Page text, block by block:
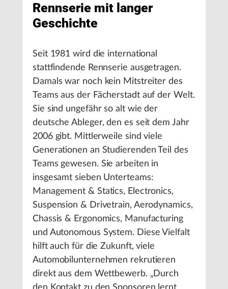
Rennserie mit langer
Geschichte
Seit 1981 wird die international
stattfindende Rennserie ausgetragen.
Damals war noch kein Mitstreiter des
Teams aus der Fächerstadt auf der Welt.
Sie sind ungefähr so alt wie der
deutsche Ableger, den es seit dem Jahr
2006 gibt. Mittlerweile sind viele
Generationen an Studierenden Teil des
Teams gewesen. Sie arbeiten in
insgesamt sieben Unterteams:
Management & Statics, Electronics,
Suspension & Drivetrain, Aerodynamics,
Chassis & Ergonomics, Manufacturing
und Autonomous System. Diese Vielfalt
hilft auch für die Zukunft, viele
Automobilunternehmen rekrutieren
direkt aus dem Wettbewerb. „Durch